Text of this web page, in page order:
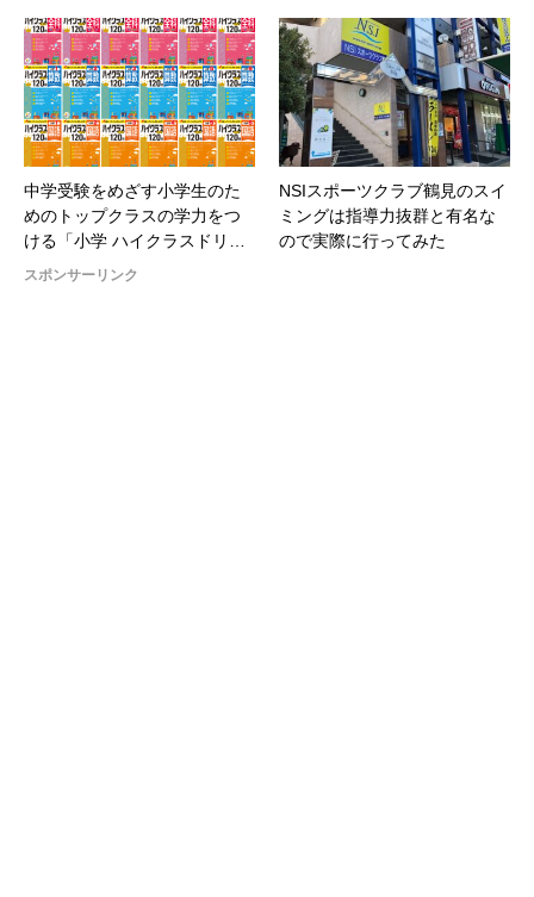
中学受験をめざす小学生のた
めのトップクラスの学力をつ
ける「小学 ハイクラスドリ…
NSIスポーツクラブ鶴見のスイ
ミングは指導力抜群と有名な
ので実際に行ってみた
スポンサーリンク